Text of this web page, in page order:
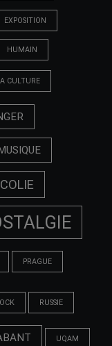
EXPOSITION
HUMAIN
CULTURE
PRAGUE
RUSSIE
UQAM